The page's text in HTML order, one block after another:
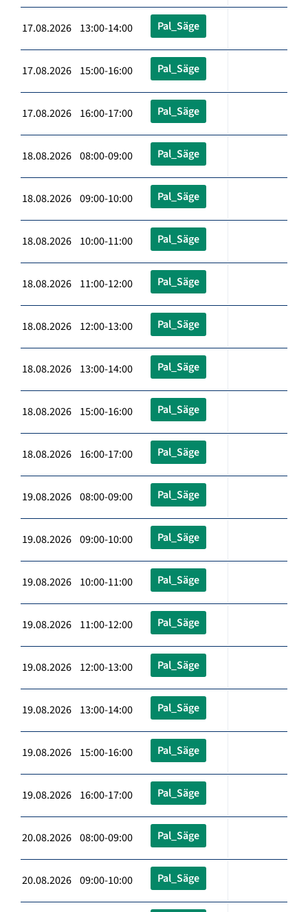
17.08.2026 13:00-14:00 Pal_Säge
17.08.2026 15:00-16:00 Pal_Säge
17.08.2026 16:00-17:00 Pal_Säge
18.08.2026 08:00-09:00 Pal_Säge
18.08.2026 09:00-10:00 Pal_Säge
18.08.2026 10:00-11:00 Pal_Säge
18.08.2026 11:00-12:00 Pal_Säge
18.08.2026 12:00-13:00 Pal_Säge
18.08.2026 13:00-14:00 Pal_Säge
18.08.2026 15:00-16:00 Pal_Säge
18.08.2026 16:00-17:00 Pal_Säge
19.08.2026 08:00-09:00 Pal_Säge
19.08.2026 09:00-10:00 Pal_Säge
19.08.2026 10:00-11:00 Pal_Säge
19.08.2026 11:00-12:00 Pal_Säge
19.08.2026 12:00-13:00 Pal_Säge
19.08.2026 13:00-14:00 Pal_Säge
19.08.2026 15:00-16:00 Pal_Säge
19.08.2026 16:00-17:00 Pal_Säge
20.08.2026 08:00-09:00 Pal_Säge
20.08.2026 09:00-10:00 Pal_Säge